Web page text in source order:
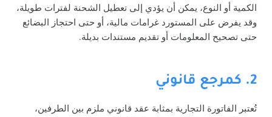
الكمية أو النوع، يمكن أن يؤدي إلى تعطيل الشحنة لفترات طويلة،
وقد يفرض على المستورد غرامات مالية، أو حتى احتجاز البضائع
حتى تصحيح المعلومات أو تقديم مستندات بديلة.
2. كمرجع قانوني
تُعتبر الفاتورة التجارية بمثابة عقد قانوني ملزم بين الطرفين،